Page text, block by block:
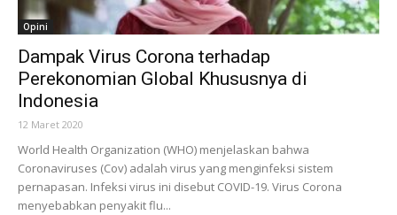
Opini
Dampak Virus Corona terhadap
Perekonomian Global Khususnya di
Indonesia
12 Maret 2020
World Health Organization (WHO) menjelaskan bahwa
Coronaviruses (Cov) adalah virus yang menginfeksi sistem
pernapasan. Infeksi virus ini disebut COVID-19. Virus Corona
menyebabkan penyakit flu...